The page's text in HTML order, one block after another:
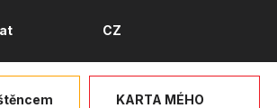
Jazyk
CZ
KARTA MÉHO